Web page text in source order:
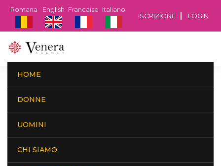
ISCRIZIONE LOGIN
Italiano
Francaise
English
Romana
HOME
DONNE
UOMINI
CHI SIAMO